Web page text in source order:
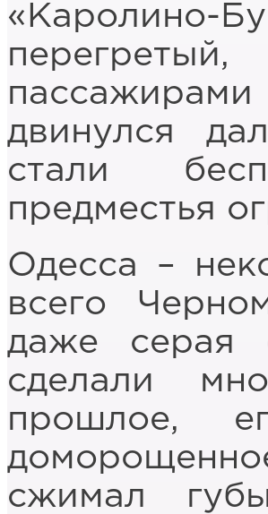
«Каролино-
пассажирами
двинулся
стали
предместья
Одесса –
всего
даже серая
сделали
прошлое,
сжимал